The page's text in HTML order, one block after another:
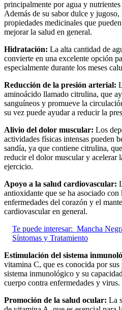
principalmente por agua y
Además de su sabor dulce y
propiedades medicinales que
mejorar la salud en general.
Hidratación: La alta cantidad de
convierte en una excelente opción
especialmente durante los meses
Reducción de la presión arterial:
aminoácido llamado citrulina, que
sanguíneos y promueve la
su vez puede ayudar a reducir la
Alivio del dolor muscular: Los
actividades físicas intensas pueden
sandía, ya que contiene citrulina,
reducir el dolor muscular y acelerar
ejercicio.
Apoyo a la salud cardiovascular:
antioxidante que se ha asociado
enfermedades del corazón y el
cardiovascular en general.
Te puede interesar: Mancha
Síntomas y Tratamiento
Estimulación del sistema
vitamina C, que es conocida por sus
sistema inmunológico y su
cuerpo contra enfermedades y virus.
Promoción de la salud ocular: La